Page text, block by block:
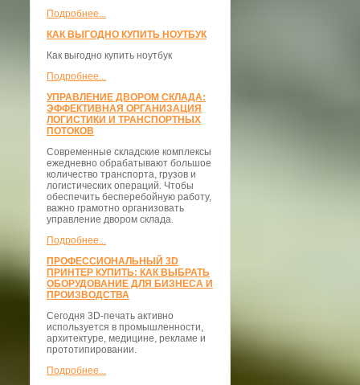
Подробнее...
КАК ВЫГОДНО КУПИТЬ НОУТБУК
Как выгодно купить ноутбук
Подробнее...
УПРАВЛЕНИЕ ДВОРОМ СКЛАДА:
ЭФФЕКТИВНАЯ ОРГАНИЗАЦИЯ
ЛОГИСТИКИ И ТРАНСПОРТНЫХ
ПОТОКОВ
Современные складские комплексы
ежедневно обрабатывают большое
количество транспорта, грузов и
логистических операций. Чтобы
обеспечить бесперебойную работу,
важно грамотно организовать
управление двором склада.
Подробнее...
ПРОФЕССИОНАЛЬНЫЙ 3D
ПРИНТЕР КУПИТЬ: КАК ВЫБРАТЬ
ОБОРУДОВАНИЕ ДЛЯ БИЗНЕСА И
ПРОИЗВОДСТВА
Сегодня 3D-печать активно
используется в промышленности,
архитектуре, медицине, рекламе и
прототипировании.
Подробнее...